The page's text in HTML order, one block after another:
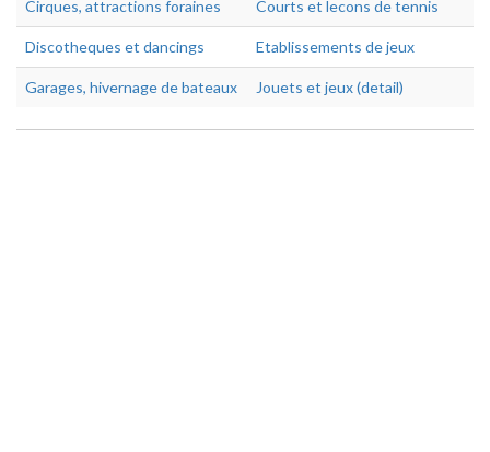
Cirques, attractions foraines Courts et lecons de tennis
Discotheques et dancings Etablissements de jeux
Garages, hivernage de bateaux Jouets et jeux (detail)